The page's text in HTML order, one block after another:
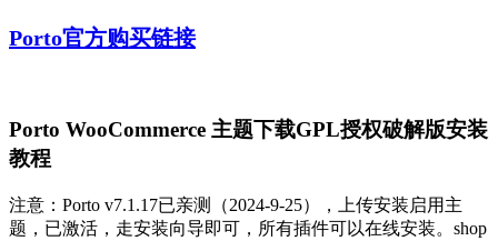
Porto官方购买链接
Porto WooCommerce 主题下载GPL授权破解版安装
教程
注意：Porto v7.1.17已亲测（2024-9-25），上传安装启用主
题，已激活，走安装向导即可，所有插件可以在线安装。shop